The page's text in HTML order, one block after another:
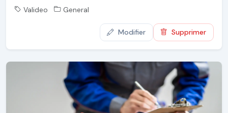
Valideo
General
Modifier Supprimer